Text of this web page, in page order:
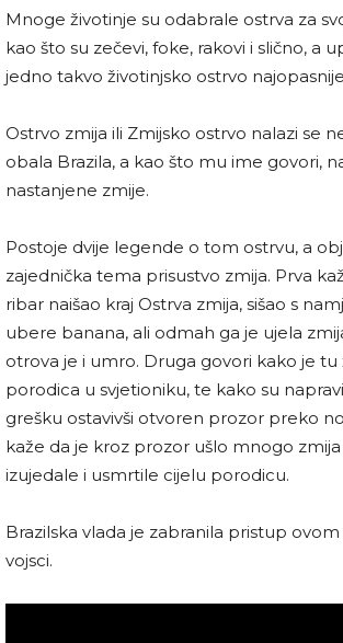
Mnoge životinje su odabrale ostrva za
kao što su zečevi, foke, rakovi i slično, a
jedno takvo životinjsko ostrvo
Ostrvo zmija ili Zmijsko ostrvo nalazi se
obala Brazila, a kao što mu ime govori,
nastanjene zmije.
Postoje dvije legende o tom ostrvu, a
zajednička tema prisustvo zmija. Prva
ribar naišao kraj Ostrva zmija, sišao s
ubere banana, ali odmah ga je ujela
otrova je i umro. Druga govori kako je tu
porodica u svjetioniku, te kako su
grešku ostavivši otvoren prozor preko
kaže da je kroz prozor ušlo mnogo zmija
izujedale i usmrtile cijelu porodicu.
Brazilska vlada je zabranila pristup ovom
vojsci.